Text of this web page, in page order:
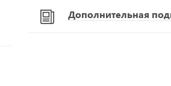
Дополнительная